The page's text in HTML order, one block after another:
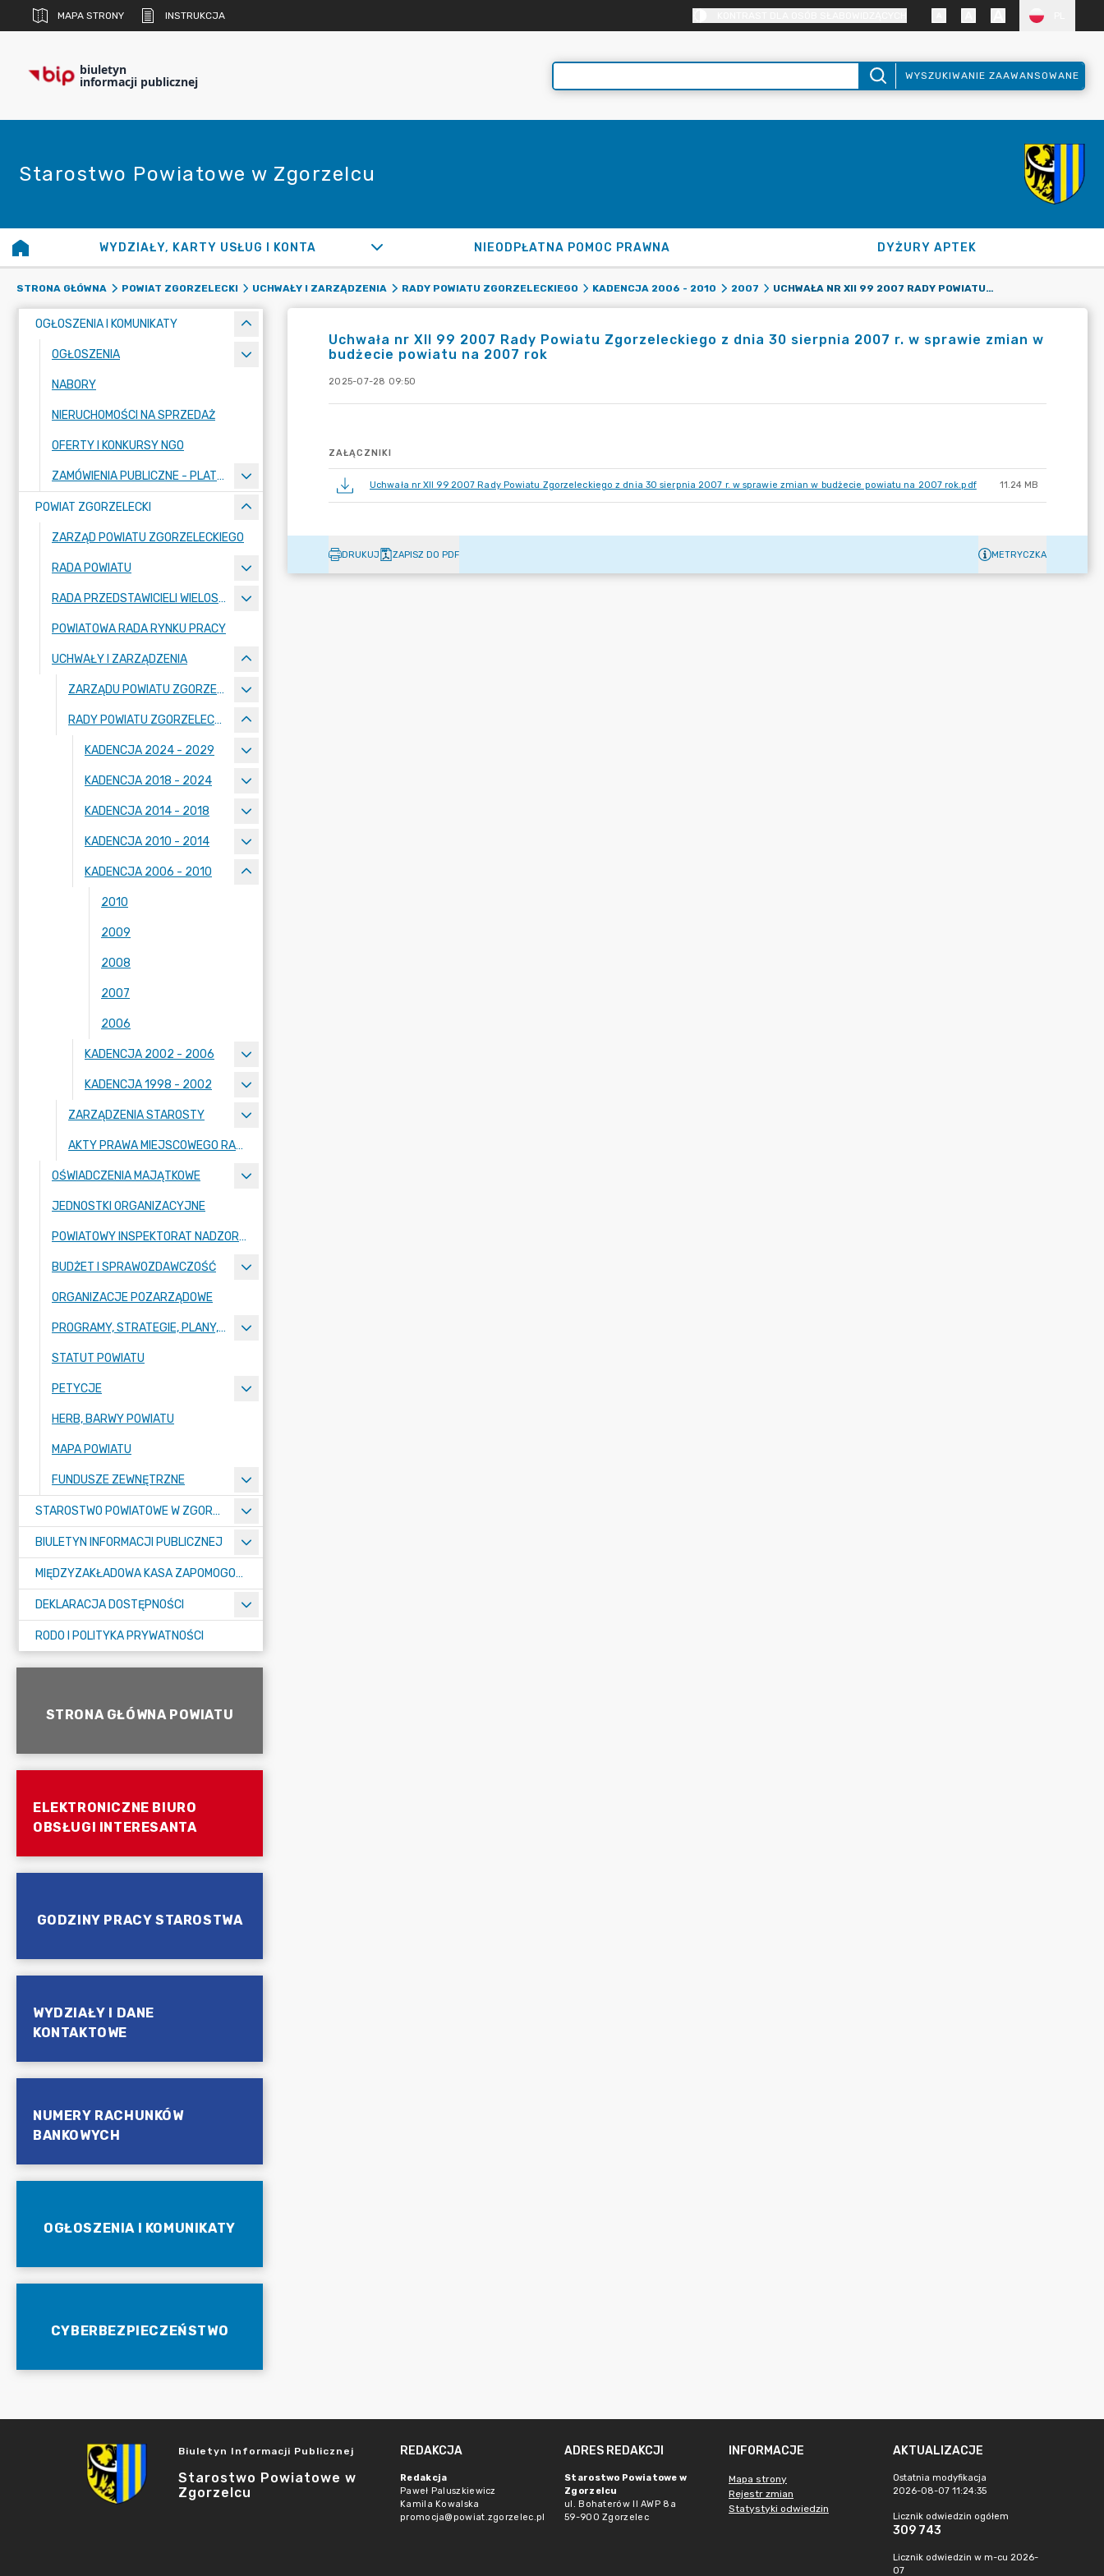
MAPA STRONY INSTRUKCJA
biuletyn
informacji publicznej WYSZUKIWANIE ZAAWANSOWANE
Starostwo Powiatowe w Zgorzelcu
WYDZIAŁY, KARTY USŁUG I KONTA NIEODPŁATNA POMOC PRAWNA DYŻURY APTEK
STRONA GŁÓWNA POWIAT ZGORZELECKI UCHWAŁY I ZARZĄDZENIA RADY POWIATU ZGORZELECKIEGO KADENCJA 2006 - 2010 2007 UCHWAŁA NR XII 99 2007 RADY POWIATU ZGORZELECKIEGO Z DNIA 30 SIERPNIA 2007 R. W SPRAWIE ZMIAN W BUDŻECIE POWIATU NA 2007 ROK
OGŁOSZENIA I KOMUNIKATY
OGŁOSZENIA
NABORY
NIERUCHOMOŚCI NA SPRZEDAŻ
OFERTY I KONKURSY NGO
ZAMÓWIENIA PUBLICZNE - PLATFORMA ZAKUPOWA
POWIAT ZGORZELECKI
ZARZĄD POWIATU ZGORZELECKIEGO
RADA POWIATU
RADA PRZEDSTAWICIELI WIELOSPECJALISTYCZNEGO ZESPOŁU OPIEKI ZDROWOTNEJ "BOLESŁAWIEC-ZGORZELEC" SAMODZIELNEGO PUBLICZNEGO ZAKŁADU OPIEKI ZDROWOTNEJ
POWIATOWA RADA RYNKU PRACY
UCHWAŁY I ZARZĄDZENIA
ZARZĄDU POWIATU ZGORZELECKIEGO
RADY POWIATU ZGORZELECKIEGO
KADENCJA 2024 - 2029
KADENCJA 2018 - 2024
KADENCJA 2014 - 2018
KADENCJA 2010 - 2014
KADENCJA 2006 - 2010
2010
2009
2008
2007
2006
KADENCJA 2002 - 2006
KADENCJA 1998 - 2002
ZARZĄDZENIA STAROSTY
AKTY PRAWA MIEJSCOWEGO RADY POWIATU ZGORZELECKIEGO
OŚWIADCZENIA MAJĄTKOWE
JEDNOSTKI ORGANIZACYJNE
POWIATOWY INSPEKTORAT NADZORU BUDOWLANEGO
BUDŻET I SPRAWOZDAWCZOŚĆ
ORGANIZACJE POZARZĄDOWE
PROGRAMY, STRATEGIE, PLANY, RAPORTY
STATUT POWIATU
PETYCJE
HERB, BARWY POWIATU
MAPA POWIATU
FUNDUSZE ZEWNĘTRZNE
STAROSTWO POWIATOWE W ZGORZELCU
BIULETYN INFORMACJI PUBLICZNEJ
MIĘDZYZAKŁADOWA KASA ZAPOMOGOWO-POŻYCZKOWA
DEKLARACJA DOSTĘPNOŚCI
RODO I POLITYKA PRYWATNOŚCI
STRONA GŁÓWNA POWIATU
ELEKTRONICZNE BIURO
OBSŁUGI INTERESANTA
GODZINY PRACY STAROSTWA
WYDZIAŁY I DANE
KONTAKTOWE
NUMERY RACHUNKÓW
BANKOWYCH
OGŁOSZENIA I KOMUNIKATY
CYBERBEZPIECZEŃSTWO
Uchwała nr XII 99 2007 Rady Powiatu Zgorzeleckiego z dnia 30 sierpnia 2007 r. w sprawie zmian w
budżecie powiatu na 2007 rok
2025-07-28 09:50
ZAŁĄCZNIKI
Uchwała nr XII 99 2007 Rady Powiatu Zgorzeleckiego z dnia 30 sierpnia 2007 r. w sprawie zmian w budżecie powiatu na 2007 rok.pdf 11.24 MB
DRUKUJ ZAPISZ DO PDF METRYCZKA
Biuletyn Informacji Publicznej
Starostwo Powiatowe w
Zgorzelcu
REDAKCJA
Redakcja
Paweł Paluszkiewicz
Kamila Kowalska
promocja@powiat.zgorzelec.pl
ADRES REDAKCJI
Starostwo Powiatowe w
Zgorzelcu
ul. Bohaterów II AWP 8a
59-900 Zgorzelec
INFORMACJE
Mapa strony
Rejestr zmian
Statystyki odwiedzin
AKTUALIZACJE
Ostatnia modyfikacja
2026-08-07 11:24:35
Licznik odwiedzin ogółem
309 743
Licznik odwiedzin w m-cu 2026-
07